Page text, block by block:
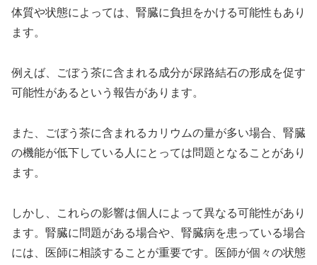
体質や状態によっては、腎臓に負担をかける可能性もあり
ます。
例えば、ごぼう茶に含まれる成分が尿路結石の形成を促す
可能性があるという報告があります。
また、ごぼう茶に含まれるカリウムの量が多い場合、腎臓
の機能が低下している人にとっては問題となることがあり
ます。
しかし、これらの影響は個人によって異なる可能性があり
ます。腎臓に問題がある場合や、腎臓病を患っている場合
には、医師に相談することが重要です。医師が個々の状態